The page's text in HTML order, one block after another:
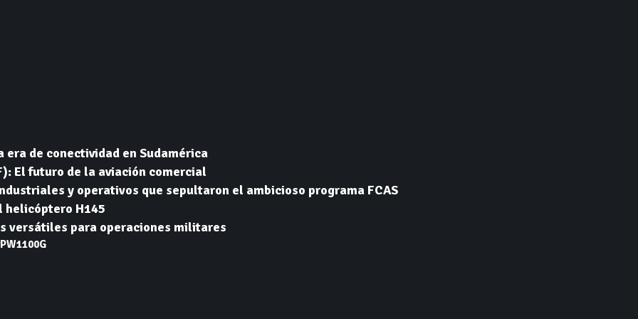
era de conectividad en Sudamérica
El futuro de la aviación comercial
y operativos que sepultaron el ambicioso programa FCAS
helicóptero H145
versátiles para operaciones militares
PW1100G